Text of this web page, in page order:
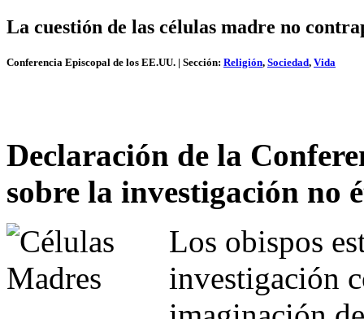
La cuestión de las células madre no
Conferencia Episcopal de los EE.UU. | Sección: Religión, Sociedad, Vida
Declaración de la
sobre la investigación no
Los obispos
investigación